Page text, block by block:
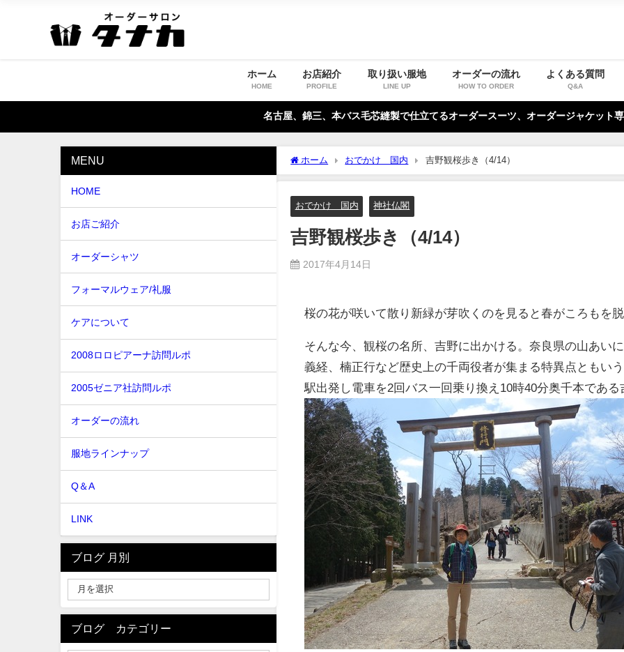
ホーム
HOME
お店紹介
PROFILE
取り扱い服地
LINE UP
オーダーの流れ
HOW TO ORDER
よくある質問
Q&A
名古屋、錦三、本バス毛芯縫製で仕立てるオーダースーツ、オーダージャケット
ホーム おでかけ 国内 吉野観桜歩き（4/14）
おでかけ 国内 神社仏閣
吉野観桜歩き（4/14）
2017年4月14日
桜の花が咲いて散り新緑が芽吹くのを見ると春がころもを
そんな今、観桜の名所、吉野に出かける。奈良県の山あい
義経、楠正行など歴史上の千両役者が集まる特異点ともい
駅出発し電車を2回バス一回乗り換え10時40分奥千本である
MENU
HOME
お店ご紹介
オーダーシャツ
フォーマルウェア/礼服
ケアについて
2008ロロピアーナ訪問ルポ
2005ゼニア社訪問ルポ
オーダーの流れ
服地ラインナップ
Q＆A
LINK
ブログ 月別
ブログ カテゴリー